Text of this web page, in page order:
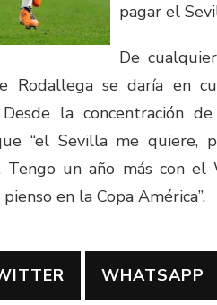
pagar el
De
Rodallega se daría en
la concentración
“el Sevilla me
Tengo un año más con
en la Copa América”.
WHATSAPP